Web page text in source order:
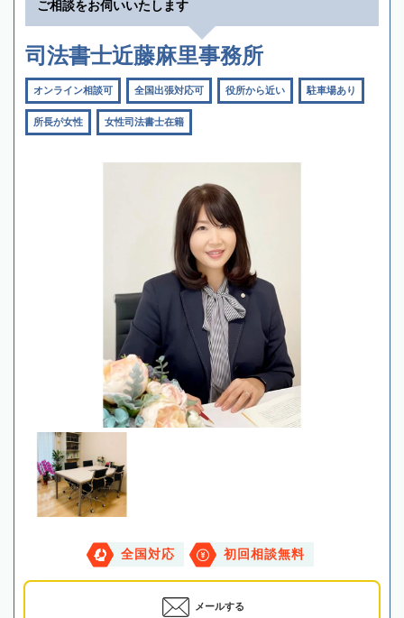
ご相談をお伺いいたします
司法書士近藤麻里事務所
オンライン相談可 全国出張対応可 役所から近い 駐車場あり
所長が女性 女性司法書士在籍
全国対応 初回相談無料
メールする